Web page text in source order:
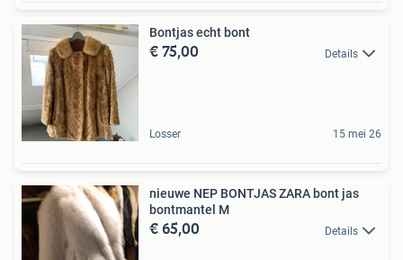
Bontjas echt bont
€ 75,00 Details
Losser 15 mei 26
nieuwe NEP BONTJAS ZARA bont jas
bontmantel M
€ 65,00 Details